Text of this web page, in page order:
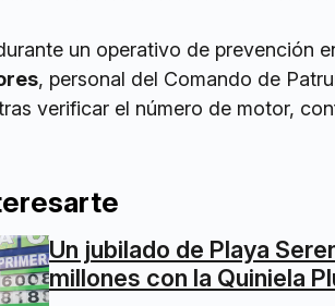
un operativo de prevención
, personal del Comando de
verificar el número de motor,
Un jubilado de Playa
millones con la Quiniela